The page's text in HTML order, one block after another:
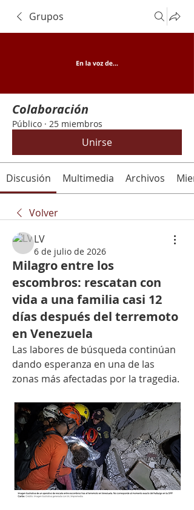
Grupos
Colaboración
Público · 25 miembros
Unirse
Discusión Multimedia Archivos
Volver
LV
6 de julio de 2026
Milagro entre los
escombros: rescatan con
vida a una familia casi 12
días después del terremoto
en Venezuela
Las labores de búsqueda continúan
dando esperanza en una de las
zonas más afectadas por la tragedia.